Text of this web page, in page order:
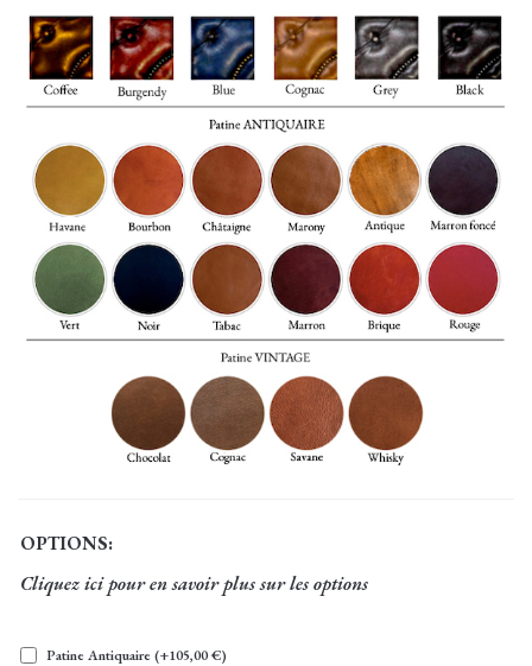
OPTIONS:
Cliquez ici pour en savoir plus sur les options
Patine Antiquaire (+105,00€)